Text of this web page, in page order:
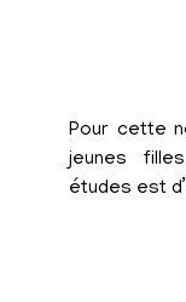
Pour cette
jeunes
études est